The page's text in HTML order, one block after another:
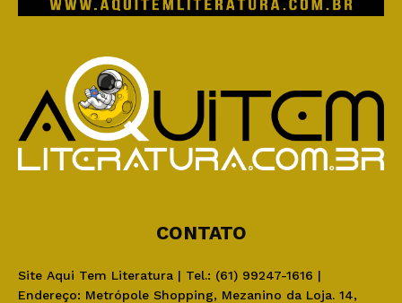
CONTATO
Site Aqui Tem Literatura | Tel.: (61) 99247-1616 |
Endereço: Metrópole Shopping, Mezanino da Loja. 14,